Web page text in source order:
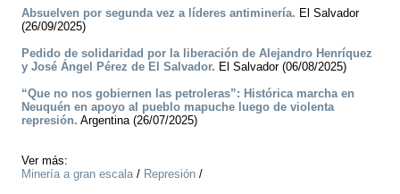
Absuelven por segunda vez a líderes antiminería. El Salvador
(26/09/2025)
Pedido de solidaridad por la liberación de Alejandro Henríquez
y José Ángel Pérez de El Salvador. El Salvador (06/08/2025)
“Que no nos gobiernen las petroleras”: Histórica marcha en
Neuquén en apoyo al pueblo mapuche luego de violenta
represión. Argentina (26/07/2025)
Ver más:
Minería a gran escala/ Represión /